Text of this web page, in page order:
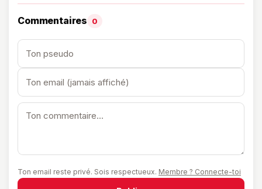
Commentaires 0
Ton email reste privé. Sois respectueux. Membre ? Connecte-toi